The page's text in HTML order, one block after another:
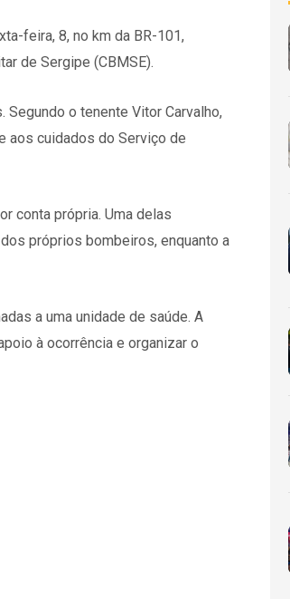
feira, 8, no km da BR-101,
de Sergipe (CBMSE).
o tenente Vitor Carvalho,
aos cuidados do Serviço de
conta própria. Uma delas
próprios bombeiros, enquanto a
a uma unidade de saúde. A
à ocorrência e organizar o